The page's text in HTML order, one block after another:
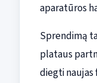
aparatūros
Sprendimą
plataus
diegti naujas